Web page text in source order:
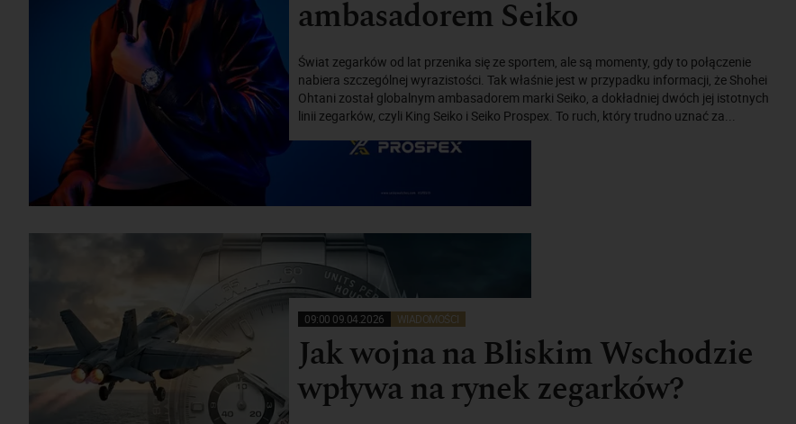
ambasadorem Seiko
Świat zegarków od lat przenika się ze sportem, ale są momenty, gdy to połączenie
nabiera szczególnej wyrazistości. Tak właśnie jest w przypadku informacji, że Shohei
Ohtani został globalnym ambasadorem marki Seiko, a dokładniej dwóch jej istotnych
linii zegarków, czyli King Seiko i Seiko Prospex. To ruch, który trudno uznać za...
09:00 09.04.2026 WIADOMOŚCI
Jak wojna na Bliskim Wschodzie
wpływa na rynek zegarków?